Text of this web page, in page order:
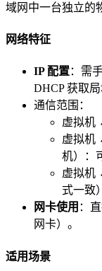
域网中一台独立的
网络特征
IP 配置：需
DHCP 获取
通信范围：
虚拟机
虚拟机
机）：
虚拟机
式一致
网卡使用 ：
网卡）。
适用场景